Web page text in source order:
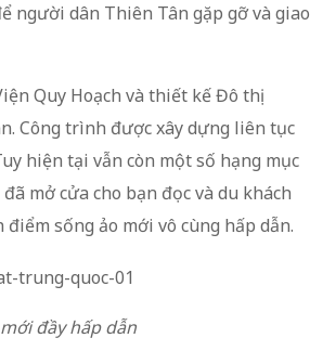
người dân Thiên Tân gặp gỡ và giao
Quy Hoạch và thiết kế Đô thị
Công trình được xây dựng liên tục
hiện tại vẫn còn một số hạng mục
mở cửa cho bạn đọc và du khách
sống ảo mới vô cùng hấp dẫn.
đầy hấp dẫn